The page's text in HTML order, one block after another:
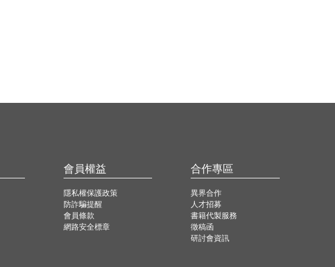
會員權益
隱私權保護政策
防詐騙提醒
會員條款
網路安全標章
合作專區
異界合作
人才招募
書籍代製服務
徵稿函
研討會資訊